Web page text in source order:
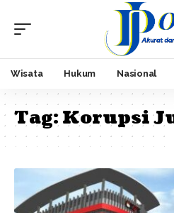
Wisata Hukum Nasional
Tag:Korupsi